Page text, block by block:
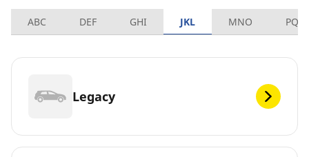
ABC DEF GHI JKL MNO
Legacy